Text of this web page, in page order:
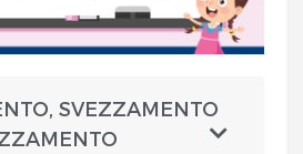
SVEZZAMENTO